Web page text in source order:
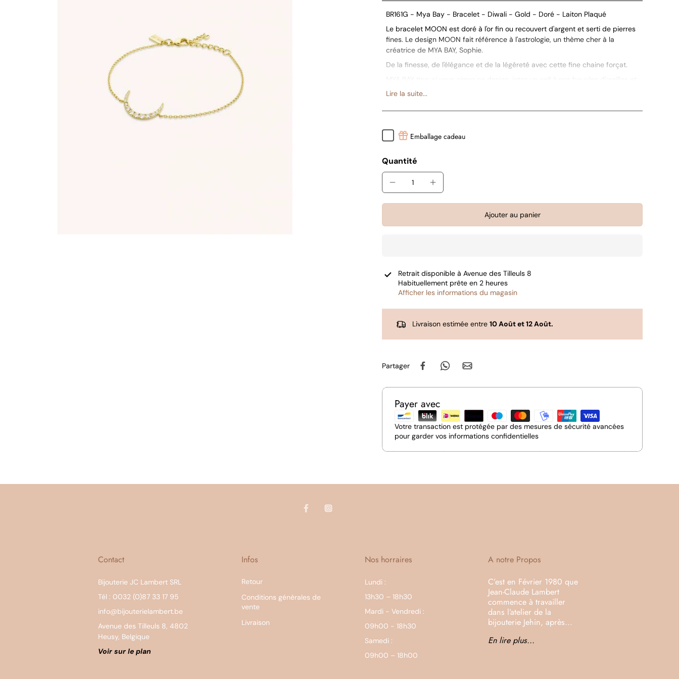
BR161G - Mya Bay - Bracelet - Diwali - Gold - Doré - Laiton Plaqué
Le bracelet MOON est doré à l'or fin ou recouvert d'argent et serti de pierres
fines. Le design MOON fait référence à l'astrologie, un thème cher à la
créatrice de MYA BAY, Sophie.
De la finesse, de l'élégance et de la légèreté avec cette fine chaine forçat.
notre grigri MOON.
Lire la suite...
Emballage cadeau
Quantité
Ajouter au panier
Retrait disponible à Avenue des Tilleuls 8
Habituellement prête en 2 heures
Afficher les informations du magasin
Livraison estimée entre 10 Août et 12 Août.
Partager
Payer avec
Votre transaction est protégée par des mesures de sécurité avancées
pour garder vos informations confidentielles
Contact
Bijouterie JC Lambert SRL
Tél : 0032 (0)87 33 17 95
info@bijouterielambert.be
Avenue des Tilleuls 8, 4802
Heusy, Belgique
Voir sur le plan
Infos
Retour
Conditions générales de
vente
Livraison
Nos horraires
Lundi :
13h30 – 18h30
Mardi - Vendredi :
09h00 - 18h30
Samedi :
09h00 – 18h00
A notre Propos
C’est en Février 1980 que
Jean-Claude Lambert
commence à travailler
dans l’atelier de la
bijouterie Jehin, après...
En lire plus...